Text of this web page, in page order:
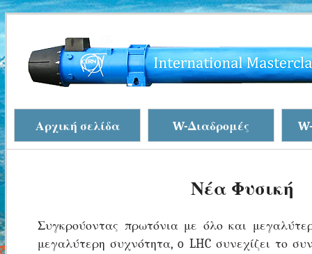
Αρχική σελίδα W-Διαδρομές
Νέα Φυσική
Συγκρούοντας πρωτόνια με όλο και
μεγαλύτερη συχνότητα, o LHC συνεχίζει το